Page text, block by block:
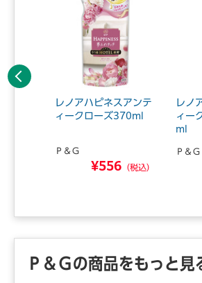
レノアハピネスアンテ
ィークローズ370ml
Ｐ＆Ｇ
¥556 （税込）
レノ
ィー
ml
Ｐ＆Ｇ
前へ
Ｐ＆Ｇの商品をもっと見